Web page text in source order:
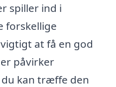
spiller ind i
forskellige
at få en god
påvirker
kan træffe den